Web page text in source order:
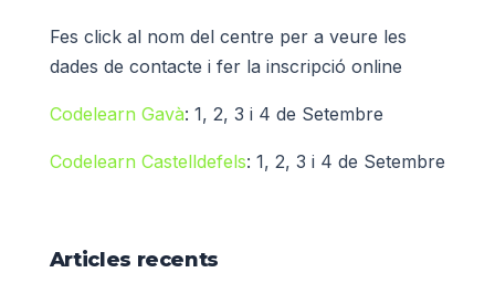
Fes click al nom del centre per a veure les
dades de contacte i fer la inscripció online
Codelearn Gavà: 1, 2, 3 i 4 de Setembre
Codelearn Castelldefels: 1, 2, 3 i 4 de Setembre
Articles recents